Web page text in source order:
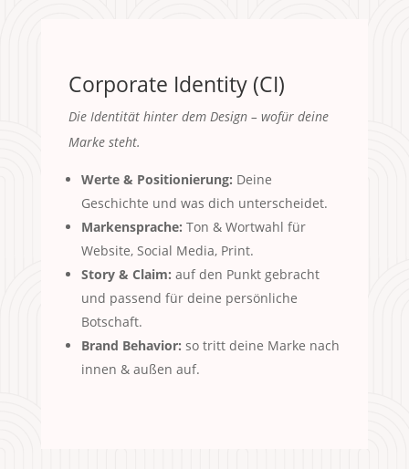
Corporate Identity (CI)
Die Identität hinter dem Design – wofür deine
Marke steht.
Werte & Positionierung: Deine
Geschichte und was dich unterscheidet.
Markensprache: Ton & Wortwahl für
Website, Social Media, Print.
Story & Claim: auf den Punkt gebracht
und passend für deine persönliche
Botschaft.
Brand Behavior: so tritt deine Marke nach
innen & außen auf.